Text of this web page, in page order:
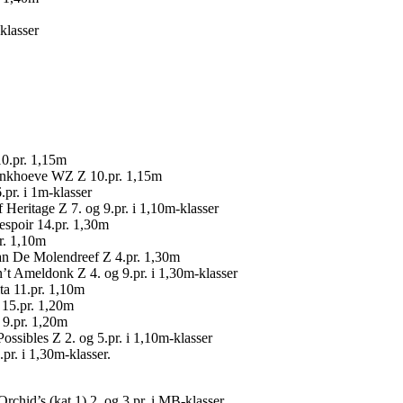
1,15m
WZ Z 10.pr. 1,15m
i 1m-klasser
Z 7. og 9.pr. i 1,10m-klasser
14.pr. 1,30m
1,10m
De Molendreef Z 4.pr. 1,30m
Ameldonk Z 4. og 9.pr. i 1,30m-klasser
11.pr. 1,10m
1,20m
1,20m
Z 2. og 5.pr. i 1,10m-klasser
i 1,30m-klasser.